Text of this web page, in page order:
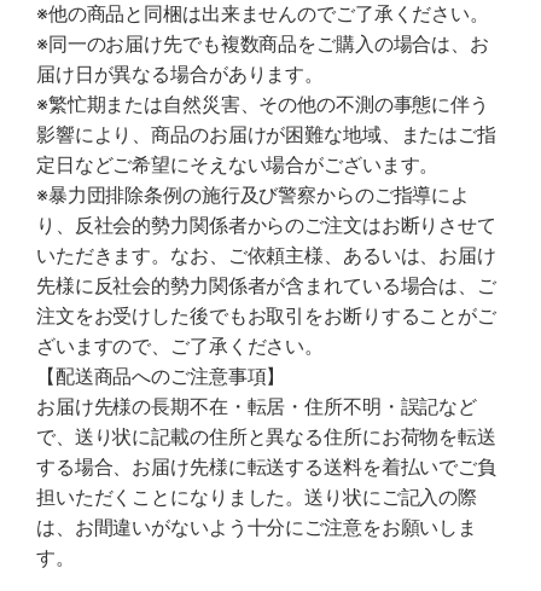
※他の商品と同梱は出来ませんのでご了承ください。
※同一のお届け先でも複数商品をご購入の場合は、お
届け日が異なる場合があります。
※繁忙期または自然災害、その他の不測の事態に伴う
影響により、商品のお届けが困難な地域、またはご指
定日などご希望にそえない場合がございます。
※暴力団排除条例の施行及び警察からのご指導によ
り、反社会的勢力関係者からのご注文はお断りさせて
いただきます。なお、ご依頼主様、あるいは、お届け
先様に反社会的勢力関係者が含まれている場合は、ご
注文をお受けした後でもお取引をお断りすることがご
ざいますので、ご了承ください。
【配送商品へのご注意事項】
お届け先様の長期不在・転居・住所不明・誤記など
で、送り状に記載の住所と異なる住所にお荷物を転送
する場合、お届け先様に転送する送料を着払いでご負
担いただくことになりました。送り状にご記入の際
は、お間違いがないよう十分にご注意をお願いしま
す。